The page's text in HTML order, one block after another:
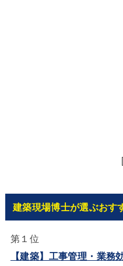
建築現場博士が選ぶおす
第１位
【建築】工事管理・業務